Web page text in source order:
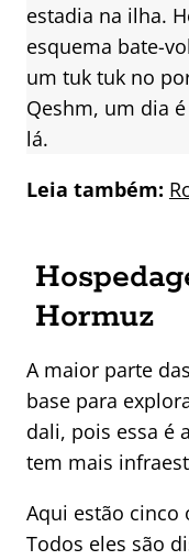
estadia na ilha.
esquema bate-
um tuk tuk no
Qeshm, um dia
lá.
Leia também:
Hormuz
A maior parte
base para
dali, pois essa é
tem mais
Aqui estão cinco
Todos eles são